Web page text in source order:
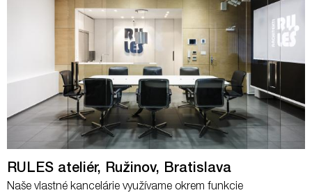
RULES ateliér, Ružinov, Bratislava
Naše vlastné kancelárie využívame okrem funkcie